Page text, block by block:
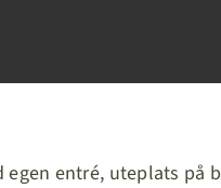
egen entré, uteplats på